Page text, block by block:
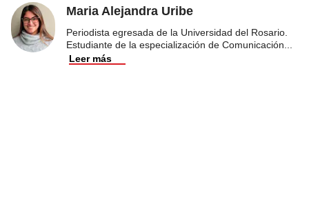
Maria Alejandra Uribe
Periodista egresada de la Universidad del Rosario.
Estudiante de la especialización de Comunicación
Leer más